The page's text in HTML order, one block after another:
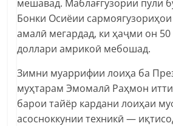
мешавад. Маблағгузории пули
Бонки Осиёии
амалӣ мегардад, ки ҳаҷми он
доллари амрикоӣ мебошад.
Зимни муаррифии лоиҳа ба
муҳтарам Эмомалӣ Раҳмон
барои тайёр кардани лоиҳаи
асосноккунии техникӣ —